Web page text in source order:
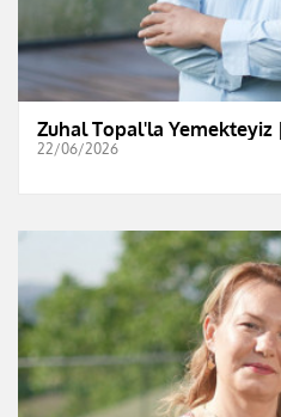
Zuhal Topal'la Yemekteyiz
22/06/2026